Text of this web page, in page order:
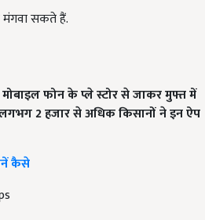
मंगवा सकते हैं.
मोबाइल फोन के प्ले स्टोर से जाकर मुफ्त में
2 हजार से अधिक किसानों ने इन ऐप
कैसे